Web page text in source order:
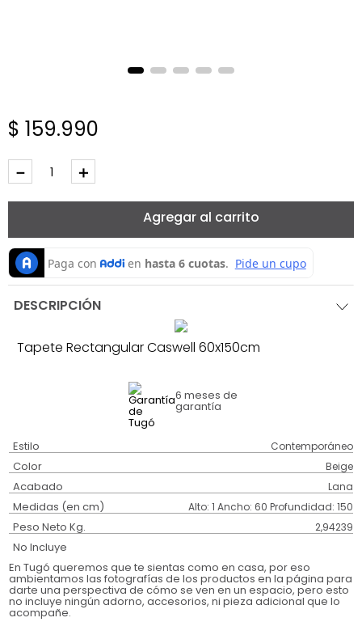
$ 159.990
＋
－
Agregar al carrito
DESCRIPCIÓN
Tapete Rectangular Caswell 60x150cm
6 meses de
garantía
Estilo Contemporáneo
Color Beige
Acabado Lana
Medidas (en cm) Alto: 1 Ancho: 60 Profundidad: 150
Peso Neto Kg. 2,94239
No Incluye
En Tugó queremos que te sientas como en casa, por eso
ambientamos las fotografías de los productos en la página para
darte una perspectiva de cómo se ven en un espacio, pero esto
no incluye ningún adorno, accesorios, ni pieza adicional que lo
acompañe.